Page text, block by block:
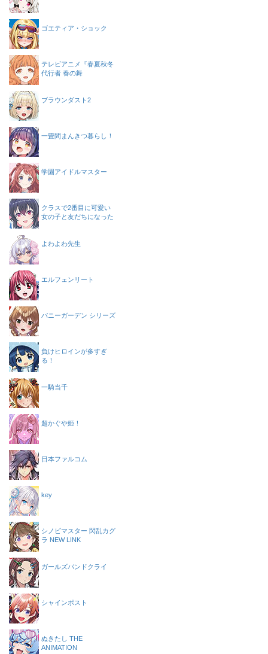
ゴエティア・ショック
テレビアニメ『春夏秋冬
代行者 春の舞
ブラウンダスト2
一畳間まんきつ暮らし！
学園アイドルマスター
クラスで2番目に可愛い
女の子と友だちになった
よわよわ先生
エルフェンリート
バニーガーデン シリーズ
負けヒロインが多すぎ
る！
一騎当千
超かぐや姫！
日本ファルコム
key
シノビマスター 閃乱カグ
ラ NEW LINK
ガールズバンドクライ
シャインポスト
ぬきたし THE
ANIMATION